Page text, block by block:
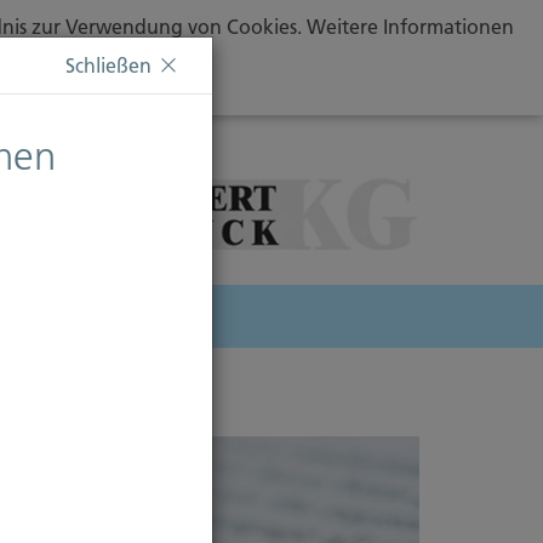
zur Verwendung von Cookies. Weitere Informationen
Schließen